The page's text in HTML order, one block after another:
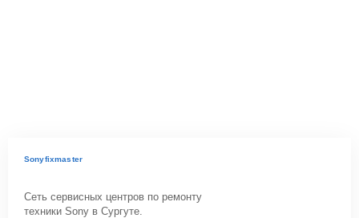
Sonyfixmaster
Сеть сервисных центров по ремонту
техники Sony в Сургуте.